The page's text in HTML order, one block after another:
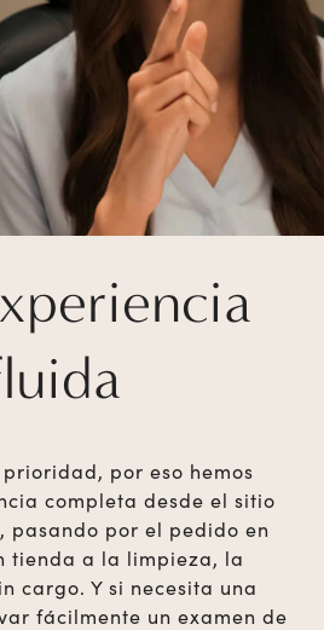
por eso hemos
completa desde el sitio
pasando por el pedido en
tienda a la limpieza, la
cargo. Y si necesita una
fácilmente un examen de